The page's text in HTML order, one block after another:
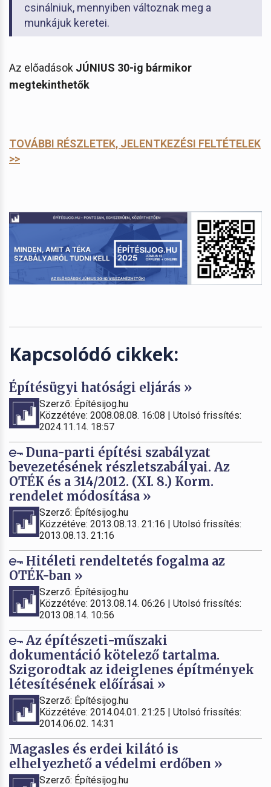
csinálniuk, mennyiben változnak meg a
munkájuk keretei.
Az előadások JÚNIUS 30-ig bármikor
megtekinthetők
TOVÁBBI RÉSZLETEK, JELENTKEZÉSI FELTÉTELEK
>>
Kapcsolódó cikkek:
Építésügyi hatósági eljárás »
Szerző: Építésijog.hu
Közzétéve: 2008.08.08. 16:08 | Utolsó frissítés:
2024.11.14. 18:57
Duna-parti építési szabályzat
bevezetésének részletszabályai. Az
OTÉK és a 314/2012. (XI. 8.) Korm.
rendelet módosítása »
Szerző: Építésijog.hu
Közzétéve: 2013.08.13. 21:16 | Utolsó frissítés:
2013.08.13. 21:16
Hitéleti rendeltetés fogalma az
OTÉK-ban »
Szerző: Építésijog.hu
Közzétéve: 2013.08.14. 06:26 | Utolsó frissítés:
2013.08.14. 10:56
Az építészeti-műszaki
dokumentáció kötelező tartalma.
Szigorodtak az ideiglenes építmények
létesítésének előírásai »
Szerző: Építésijog.hu
Közzétéve: 2014.04.01. 21:25 | Utolsó frissítés:
2014.06.02. 14:31
Magasles és erdei kilátó is
elhelyezhető a védelmi erdőben »
Szerző: Építésijog.hu